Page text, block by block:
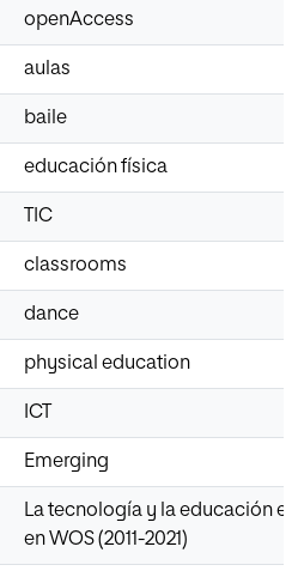
openAccess
aulas
baile
educación física
TIC
classrooms
dance
physical education
ICT
Emerging
La tecnología y la educación
en WOS (2011-2021)